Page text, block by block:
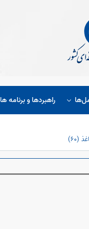
راهبردها و برنامه ها